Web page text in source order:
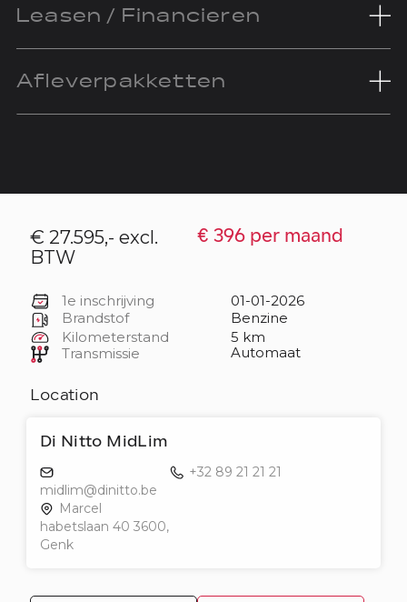
Leasen / Financieren
Afleverpakketten
€ 27.595,- excl.
BTW
€ 396 per maand
1e inschrijving
01-01-2026
Brandstof
Benzine
Kilometerstand
5 km
Transmissie
Automaat
Location
Di Nitto MidLim
midlim@dinitto.be
+32 89 21 21 21
Marcel
habetslaan 40 3600,
Genk